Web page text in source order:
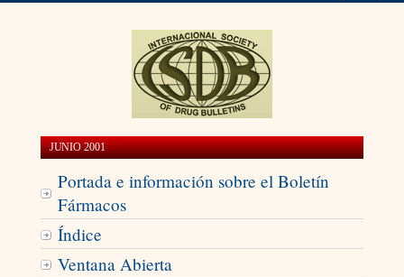
JUNIO 2001
Portada e información sobre el Boletín
Fármacos
Índice
Ventana Abierta